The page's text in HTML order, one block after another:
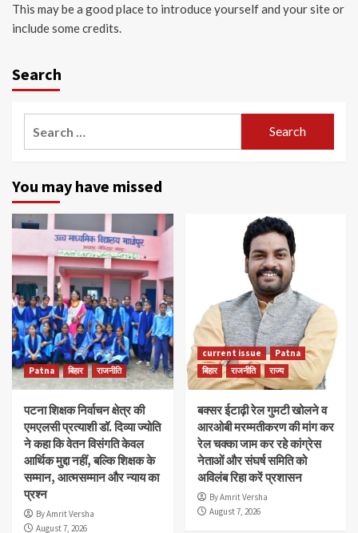
This may be a good place to introduce yourself and your site or
include some credits.
Search
You may have missed
Patna बिहार राजनीति
पटना शिक्षक निर्वाचन क्षेत्र की
एमएलसी प्रत्याशी डॉ. दिव्या ज्योति
ने कहा कि वेतन विसंगति केवल
आर्थिक मुद्दा नहीं, बल्कि शिक्षक के
सम्मान, आत्मसम्मान और न्याय का
प्रश्न
By Amrit Versha
August 7, 2026
current issue
Patna
बिहार
राजनीति राज्य
बक्सर ईटाढ़ी रेल गुमटी खोलने व
आरओबी मरम्मतीकरण की मांग कर
रेल चक्का जाम कर रहे कांग्रेस
नेताओं और संघर्ष समिति को
अविलंब रिहा करें प्रशासन
By Amrit Versha
August 7, 2026